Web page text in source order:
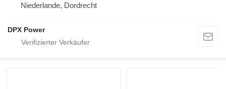
Niederlande, Dordrecht
DPX Power